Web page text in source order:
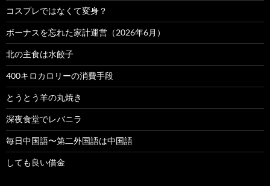
コスプレではなくて変身？
ボーナスを忘れた家計運営（2026年6月）
北の主食は水餃子
400キロカロリーの消費手段
とうとう羊の丸焼き
深夜食堂でレバニラ
毎日中国語〜第二外国語は中国語
しても良い借金